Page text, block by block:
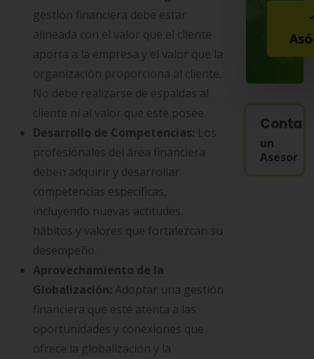
gestión financiera debe estar
alineada con el valor que el cliente
aporta a la empresa y el valor que la
organización proporciona al cliente.
No debe realizarse de espaldas al
cliente ni al valor que este posee.
Desarrollo de Competencias: Los
profesionales del área financiera
deben adquirir y desarrollar
competencias específicas,
incluyendo nuevas actitudes,
hábitos y valores que fortalezcan su
desempeño.
Aprovechamiento de la
Globalización: Adoptar una gestión
financiera que esté atenta a las
oportunidades y conexiones que
ofrece la globalización y la
un
Asesor